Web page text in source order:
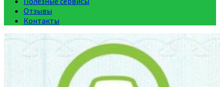
Отзывы
Контакты